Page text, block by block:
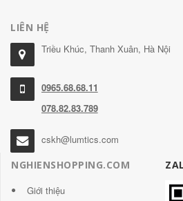
LIÊN HỆ
Triều Khúc, Thanh Xuân, Hà Nội
0965.68.68.11
078.82.83.789
cskh@lumtics.com
NGHIENSHOPPING.COM
Giới thiệu